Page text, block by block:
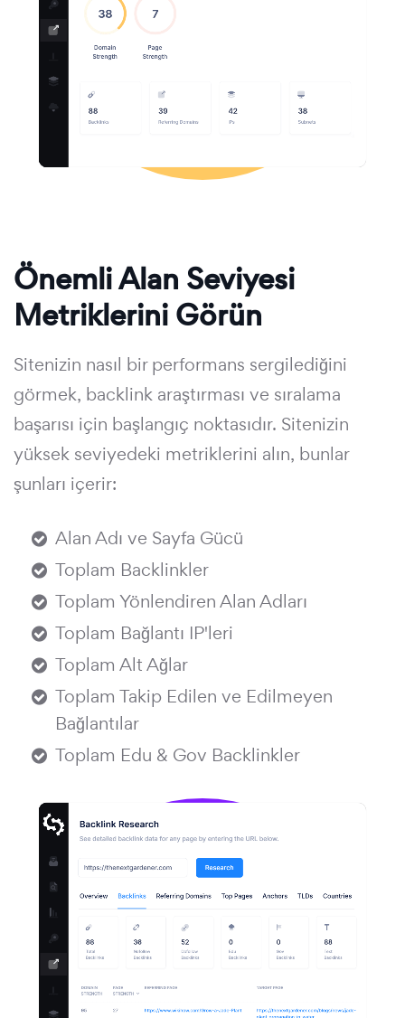
Önemli Alan Seviyesi
Metriklerini Görün
Sitenizin nasıl bir performans sergilediğini
görmek, backlink araştırması ve sıralama
başarısı için başlangıç noktasıdır. Sitenizin
yüksek seviyedeki metriklerini alın, bunlar
şunları içerir:
Alan Adı ve Sayfa Gücü
Toplam Backlinkler
Toplam Yönlendiren Alan Adları
Toplam Bağlantı IP'leri
Toplam Alt Ağlar
Toplam Takip Edilen ve Edilmeyen
Bağlantılar
Toplam Edu & Gov Backlinkler